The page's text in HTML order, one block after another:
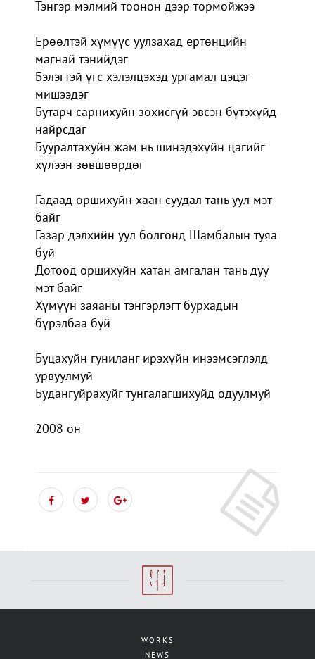
Тэнгэр мэлмий тоонон дээр тормойжээ
Ерөөлтэй хүмүүс уулзахад ертөнцийн
магнай тэнийдэг
Бэлэгтэй үгс хэлэлцэхэд ургамал цэцэг
мишээдэг
Бутарч сарнихуйн зохисгүй эвсэн бүтэхүйд
найрсдаг
Бууралтахуйн жам нь шинэдэхүйн цагийг
хүлээн зөвшөөрдөг
Гадаад оршихуйн хаан суудал тань уул мэт
байг
Газар дэлхийн уул болгонд Шамбалын туяа
буй
Дотоод оршихуйн хатан амгалан тань дуу
мэт байг
Хүмүүн заяаны тэнгэрлэгт бурхадын
бүрэлбаа буй
Буцахуйн гуниланг ирэхүйн инээмсэглэлд
урвуулмуй
Будангуйрахуйг тунгалагшихуйд одуулмуй
2008 он
WORKS
NEWS